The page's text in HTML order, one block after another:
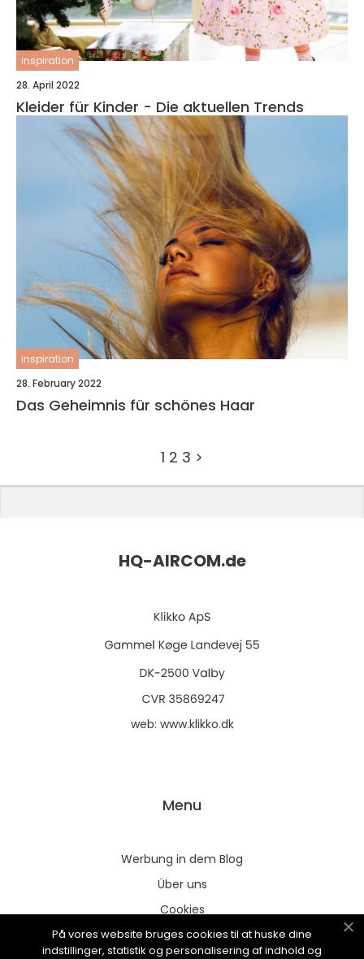
inspiration
28. April 2022
Kleider für Kinder - Die aktuellen Trends
inspiration
28. February 2022
Das Geheimnis für schönes Haar
1 2 3 >
HQ-AIRCOM.de
web: www.klikko.dk
Menu
Werbung in dem Blog
Über uns
Cookies
Kontaktiere uns
På vores website bruges cookies til at huske dine
indstillinger, statistik og personalisering af indhold og